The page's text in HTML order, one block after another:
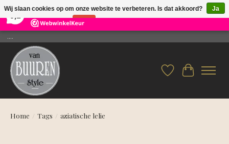
26 Reviews ×
....
Verlanglijst
Home / Tags / aziatische lelie
Wij slaan cookies op om onze website te verbeteren. Is dat akkoord?
Ja
Nee